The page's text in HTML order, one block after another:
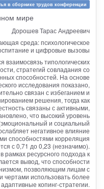
в сборнике трудов конференции
мире
Дорошев Тарас Андреевич
среда: психологическое
и цифровые вызовы
взаимосвязь типологических
стратегий совладания со
способностей. На основе
исследования показано,
связан с избеганием и
решения, тогда как
связаны с активными,
что высокий уровень
и социальный
негативное влияние
способностями корреляция
с 0,71 до 0,23 (незначимо).
рамках ресурсного подхода к
вывод, что способности
позволяющим лицам с
использовать более
адаптивные копинг-стратегии.